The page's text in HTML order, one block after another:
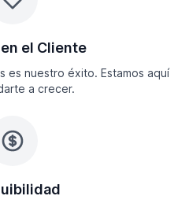
el Cliente
es nuestro éxito. Estamos aquí
a crecer.